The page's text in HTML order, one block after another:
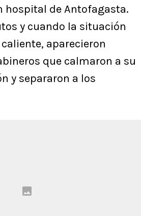
hospital de Antofagasta.
y cuando la situación
aparecieron
que calmaron a su
y separaron a los